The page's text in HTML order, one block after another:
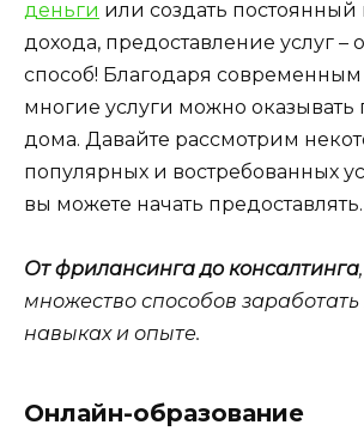
деньги или создать постоянный
дохода, предоставление услуг –
способ! Благодаря современным
многие услуги можно оказывать
дома. Давайте рассмотрим
популярных и востребованных
вы можете начать предоставлять.
От фрилансинга до консалтинга
множество способов заработать
навыках и опыте.
Онлайн-образование